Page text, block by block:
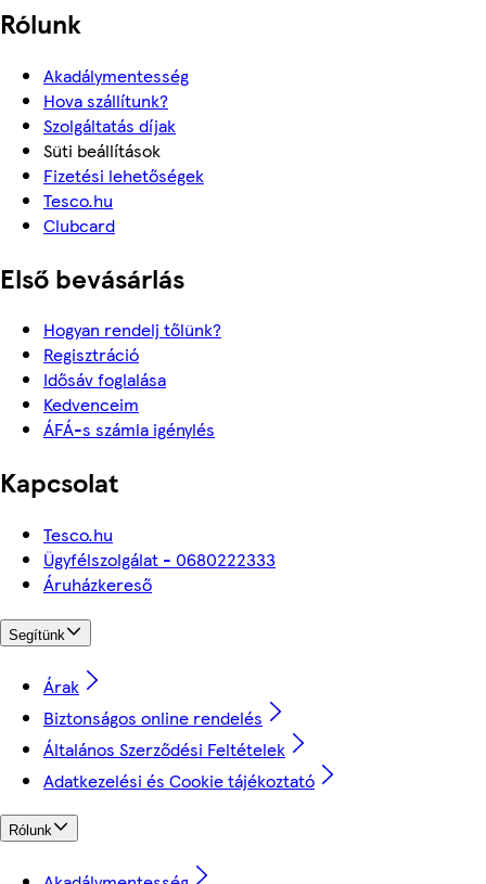
Rólunk
Akadálymentesség
Hova szállítunk?
Szolgáltatás díjak
Süti beállítások
Fizetési lehetőségek
Tesco.hu
Clubcard
Első bevásárlás
Hogyan rendelj tőlünk?
Regisztráció
Idősáv foglalása
Kedvenceim
ÁFÁ-s számla igénylés
Kapcsolat
Tesco.hu
Ügyfélszolgálat - 0680222333
Áruházkereső
Segítünk
Árak
Biztonságos online rendelés
Általános Szerződési Feltételek
Adatkezelési és Cookie tájékoztató
Rólunk